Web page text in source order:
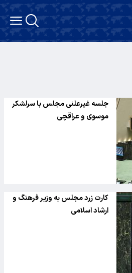
جلسه غیرعلنی مجلس با سرلشکر
موسوی و عراقچی
کارت زرد مجلس به وزیر فرهنگ و
ارشاد اسلامی